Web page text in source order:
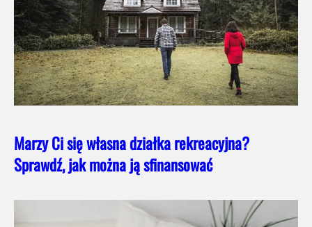
Marzy Ci się własna działka rekreacyjna?
Sprawdź, jak można ją sfinansować